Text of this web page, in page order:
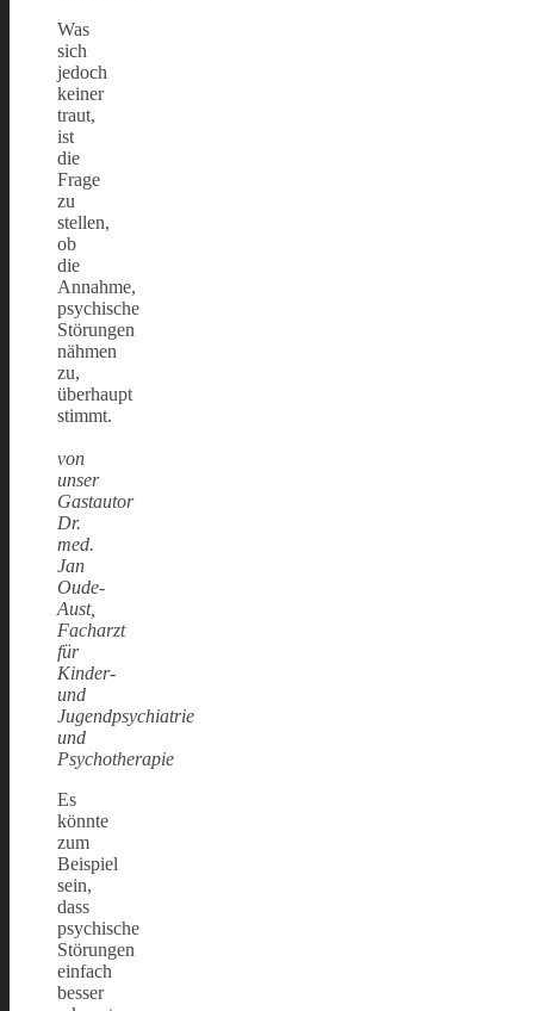
Was
sich
jedoch
keiner
traut,
ist
die
Frage
zu
stellen,
ob
die
Annahme,
psychische
Störungen
nähmen
zu,
überhaupt
stimmt.
von
unser
Gastautor
Dr.
med.
Jan
Oude-
Aust,
Facharzt
für
Kinder-
und
Jugendpsychiatrie
und
Psychotherapie
Es
könnte
zum
Beispiel
sein,
dass
psychische
Störungen
einfach
besser